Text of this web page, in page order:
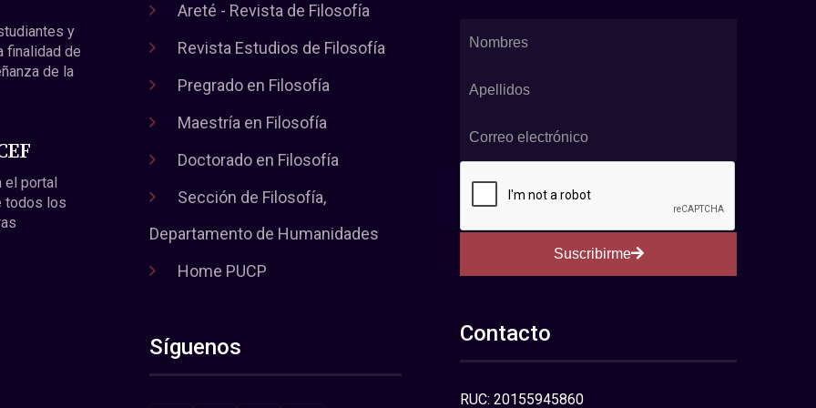
y
finalidad de
de la
el portal
todos los
Areté - Revista de Filosofía
Revista Estudios de Filosofía
Pregrado en Filosofía
Maestría en Filosofía
Doctorado en Filosofía
Sección de Filosofía,
Departamento de Humanidades
Home PUCP
Síguenos
Suscribirme
Contacto
RUC: 20155945860